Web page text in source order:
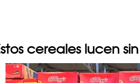
cereales lucen